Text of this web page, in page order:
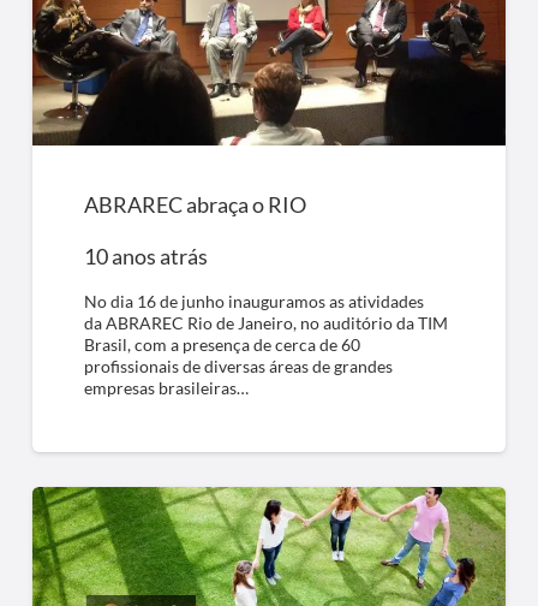
ABRAREC abraça o RIO
10 anos atrás
No dia 16 de junho inauguramos as atividades
da ABRAREC Rio de Janeiro, no auditório da TIM
Brasil, com a presença de cerca de 60
profissionais de diversas áreas de grandes
empresas brasileiras…